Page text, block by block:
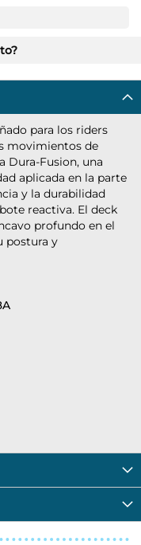
para los riders
movimientos de
Dura-Fusion, una
aplicada en la parte
y la durabilidad
reactiva. El deck
profundo en el
postura y